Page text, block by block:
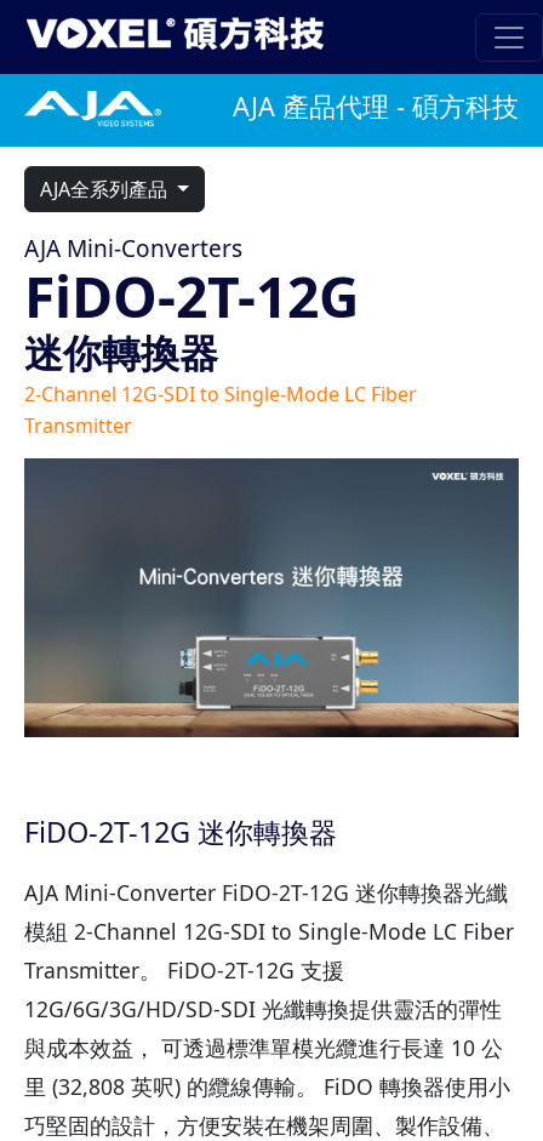
AJA 產品代理 - 碩方科技
AJA全系列產品
AJA Mini-Converters
FiDO-2T-12G
迷你轉換器
2-Channel 12G-SDI to Single-Mode LC Fiber
Transmitter
FiDO-2T-12G 迷你轉換器
AJA Mini-Converter FiDO-2T-12G 迷你轉換器光纖
模組 2-Channel 12G-SDI to Single-Mode LC Fiber
Transmitter。 FiDO-2T-12G 支援
12G/6G/3G/HD/SD-SDI 光纖轉換提供靈活的彈性
與成本效益， 可透過標準單模光纜進行長達 10 公
里 (32,808 英呎) 的纜線傳輸。 FiDO 轉換器使用小
巧堅固的設計，方便安裝在機架周圍、製作設備、